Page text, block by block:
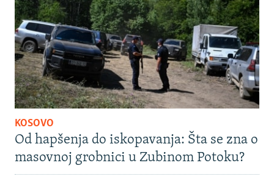
KOSOVO
Od hapšenja do iskopavanja: Šta se zna o
masovnoj grobnici u Zubinom Potoku?